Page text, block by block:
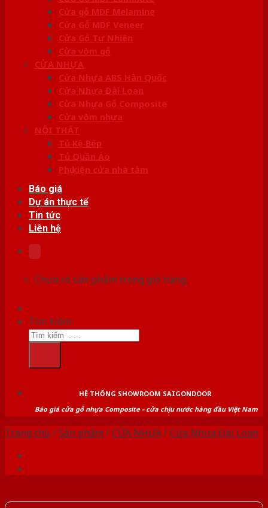
Cửa gỗ MDF Melamine
Cửa Gỗ MDF Veneer
Cửa Gỗ Tự Nhiên
Cửa vòm gỗ
CỬA NHỰA
Cửa Nhựa ABS Hàn Quốc
Cửa Nhựa Đài Loan
Cửa Nhựa Gỗ Composite
Cửa vòm nhựa
NỘI THẤT
Tủ Kệ Bếp
Tủ Quần Áo
Phụ kiện cửa nhà tắm
Báo giá
Dự án thực tế
Tin tức
Liên hệ
Chưa có sản phẩm trong giỏ hàng.
Tìm kiếm:
HỆ THỐNG SHOWROOM SAIGONDOOR
Báo giá cửa gỗ nhựa Composite – cửa chịu nước hàng đầu Việt Nam
Trang chủ /Sản phẩm /CỬA NHỰA/Cửa Nhựa Đài Loan